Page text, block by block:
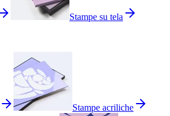
Stampe su tela
Stampe acriliche